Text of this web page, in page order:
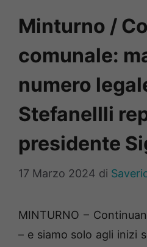
Minturno /
comunale:
numero
Stefanellli
presidente
17 Marzo 2024 di
MINTURNO –
– e siamo solo agli inizi